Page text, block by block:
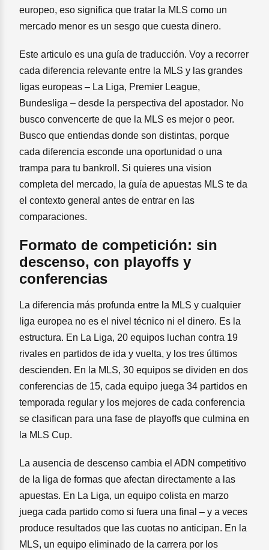
europeo, eso significa que tratar la MLS como un
mercado menor es un sesgo que cuesta dinero.
Este articulo es una guía de traducción. Voy a recorrer
cada diferencia relevante entre la MLS y las grandes
ligas europeas – La Liga, Premier League,
Bundesliga – desde la perspectiva del apostador. No
busco convencerte de que la MLS es mejor o peor.
Busco que entiendas donde son distintas, porque
cada diferencia esconde una oportunidad o una
trampa para tu bankroll. Si quieres una vision
completa del mercado, la guía de apuestas MLS te da
el contexto general antes de entrar en las
comparaciones.
Formato de competición: sin
descenso, con playoffs y
conferencias
La diferencia más profunda entre la MLS y cualquier
liga europea no es el nivel técnico ni el dinero. Es la
estructura. En La Liga, 20 equipos luchan contra 19
rivales en partidos de ida y vuelta, y los tres últimos
descienden. En la MLS, 30 equipos se dividen en dos
conferencias de 15, cada equipo juega 34 partidos en
temporada regular y los mejores de cada conferencia
se clasifican para una fase de playoffs que culmina en
la MLS Cup.
La ausencia de descenso cambia el ADN competitivo
de la liga de formas que afectan directamente a las
apuestas. En La Liga, un equipo colista en marzo
juega cada partido como si fuera una final – y a veces
produce resultados que las cuotas no anticipan. En la
MLS, un equipo eliminado de la carrera por los